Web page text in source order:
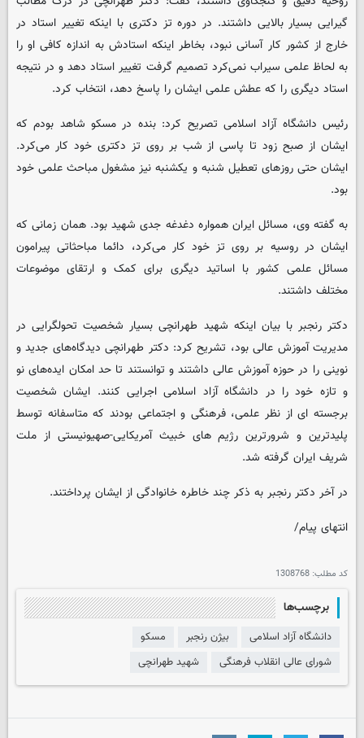
گیرایی بسیار بالایی داشتند. در دوره تز دکتری با اینکه تغییر استاد در
خارج از کشور کار آسانی نبود، بخاطر اینکه استادش به اندازه کافی او را
به لحاظ علمی سیراب نمی‌کرد تصمیم گرفت تغییر استاد دهد و در نتیجه
استاد دیگری را که عطش علمی ایشان را پاسخ دهد، انتخاب کرد.
رئیس دانشگاه آزاد اسلامی تصریح کرد: بنده در مسکو شاهد بودم که
ایشان از صبح زود تا پاسی از شب بر روی تز دکتری خود کار می‌کرد.
ایشان حتی روزهای تعطیل شنبه و یکشنبه نیز مشغول مباحث علمی خود
بود.
به گفته وی، مسائل ایران همواره دغدغه جدی شهید بود. همان زمانی که
ایشان در روسیه بر روی تز خود کار می‌کرد، دائما مباحثاتی پیرامون
مسائل علمی کشور با اساتید دیگری برای کمک و ارتقای موضوعات
مختلف داشتند.
دکتر رنجبر با بیان اینکه شهید طهرانچی بسیار شخصیت تحولگرایی در
مدیریت آموزش عالی بود، تشریح کرد: دکتر طهرانچی دیدگاه‌های جدید و
نوینی را در حوزه آموزش عالی داشتند و توانستند تا حد امکان ایده‌های نو
و تازه خود را در دانشگاه آزاد اسلامی اجرایی کنند. ایشان شخصیت
برجسته ای از نظر علمی، فرهنگی و اجتماعی بودند که متاسفانه توسط
پلیدترین و شرورترین رژیم های خبیث آمریکایی-صهیونیستی از ملت
شریف ایران گرفته شد.
در آخر دکتر رنجبر به ذکر چند خاطره خانوادگی از ایشان پرداختند.
انتهای پیام/
کد مطلب: 1308768
برچسب‌ها
دانشگاه آزاد اسلامی بیژن رنجبر
مسکو
شورای عالی انقلاب فرهنگی
شهید طهرانچی